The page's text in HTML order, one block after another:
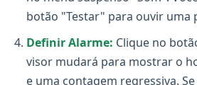
botão "Testar" para ouvir uma
Definir Alarme: Clique no
visor mudará para mostrar o
e uma contagem regressiva.